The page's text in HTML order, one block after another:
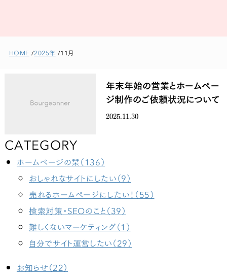
HOME 2025年 11月
年末年始の営業とホームペー
ジ制作のご依頼状況について
2025.11.30
CATEGORY
ホームページの栞（136）
おしゃれなサイトにしたい（9）
売れるホームページにしたい！（55）
検索対策・SEOのこと（39）
難しくないマーケティング（1）
自分でサイト運営したい（29）
お知らせ（22）